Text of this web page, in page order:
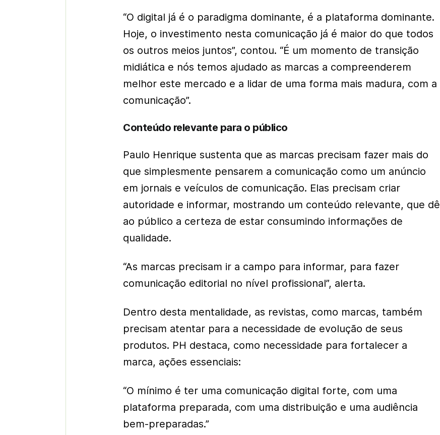
“O digital já é o paradigma dominante, é a plataforma dominante.
Hoje, o investimento nesta comunicação já é maior do que todos
os outros meios juntos”, contou. “É um momento de transição
midiática e nós temos ajudado as marcas a compreenderem
melhor este mercado e a lidar de uma forma mais madura, com a
comunicação”.
Conteúdo relevante para o público
Paulo Henrique sustenta que as marcas precisam fazer mais do
que simplesmente pensarem a comunicação como um anúncio
em jornais e veículos de comunicação. Elas precisam criar
autoridade e informar, mostrando um conteúdo relevante, que dê
ao público a certeza de estar consumindo informações de
qualidade.
“As marcas precisam ir a campo para informar, para fazer
comunicação editorial no nível profissional”, alerta.
Dentro desta mentalidade, as revistas, como marcas, também
precisam atentar para a necessidade de evolução de seus
produtos. PH destaca, como necessidade para fortalecer a
marca, ações essenciais:
“O mínimo é ter uma comunicação digital forte, com uma
plataforma preparada, com uma distribuição e uma audiência
bem-preparadas.”